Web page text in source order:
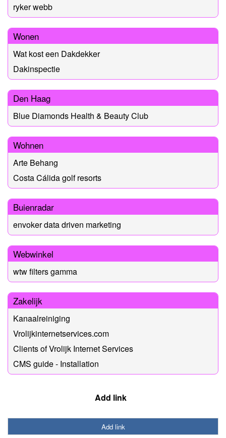
ryker webb
Wonen
Wat kost een Dakdekker
Dakinspectie
Den Haag
Blue Diamonds Health & Beauty Club
Wohnen
Arte Behang
Costa Cálida golf resorts
Buienradar
envoker data driven marketing
Webwinkel
wtw filters gamma
Zakelijk
Kanaalreiniging
Vrolijkinternetservices.com
Clients of Vrolijk Internet Services
CMS guide - Installation
Add link
Add link